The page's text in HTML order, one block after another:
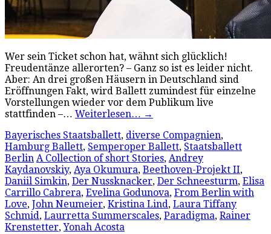
Wer sein Ticket schon hat, wähnt sich glücklich!
Freudentänze allerorten? – Ganz so ist es leider nicht.
Aber: An drei großen Häusern in Deutschland sind
Eröffnungen Fakt, wird Ballett zumindest für einzelne
Vorstellungen wieder vor dem Publikum live
stattfinden –… Weiterlesen… →
Bayerisches Staatsballett, diverse Compagnien,
Hamburg Ballett, Semperoper Ballett, Staatsballett
Berlin A Collection of short Stories, Andrey
Kaydanovskiy, Aya Okumura, Beethoven-Projekt II,
Daniil Simkin, Der Nussknacker, Der Schneesturm, Elisa
Carrillo Cabrera, Evelina Godunova, From Berlin with
Love, John Neumeier, Kristina Lind, Laura Tiffany
Schmid, Laurretta Summerscales, Paradigma, Rainer
Krenstetter,Yonah Acosta